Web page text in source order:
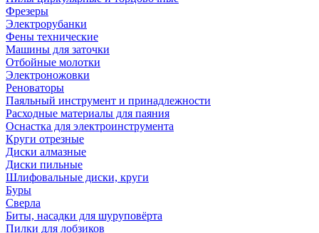
Фрезеры
Электрорубанки
Фены технические
Машины для заточки
Отбойные молотки
Электроножовки
Реноваторы
Паяльный инструмент и принадлежности
Расходные материалы для паяния
Оснастка для электроинструмента
Круги отрезные
Диски алмазные
Диски пильные
Шлифовальные диски, круги
Буры
Сверла
Биты, насадки для шуруповёрта
Пилки для лобзиков